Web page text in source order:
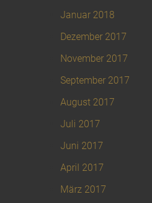
Januar 2018
Dezember 2017
November 2017
September 2017
August 2017
Juli 2017
Juni 2017
April 2017
März 2017